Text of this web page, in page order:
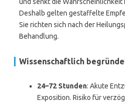
Deshalb gelten gestaffelte
Sie richten sich nach der
Behandlung.
Wissenschaftlich
24–72 Stunden: Akute
Exposition. Risiko für